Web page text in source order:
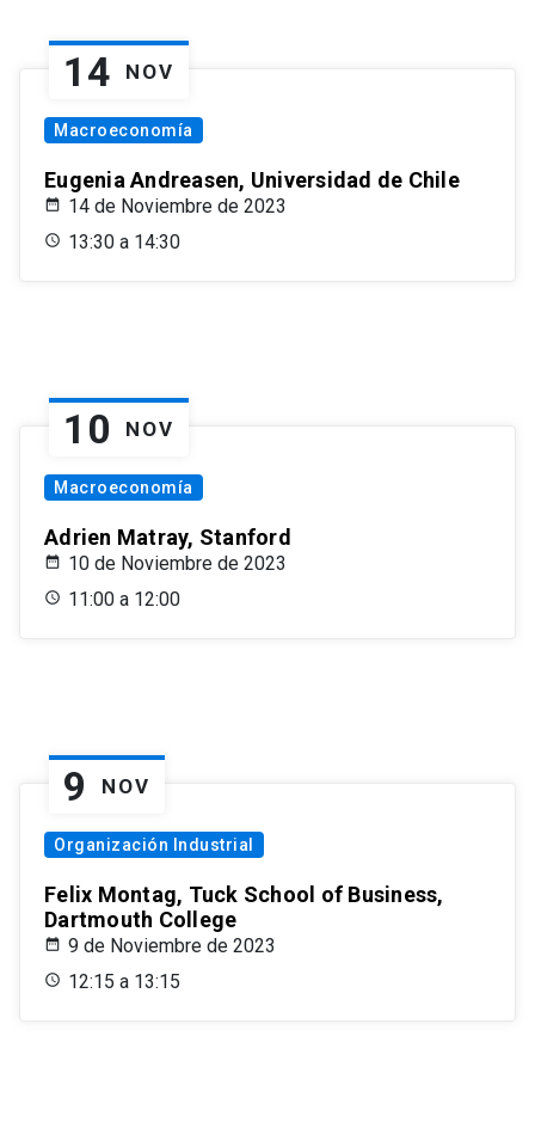
14 NOV
Macroeconomía
Eugenia Andreasen, Universidad de Chile
14 de Noviembre de 2023
13:30 a 14:30
10 NOV
Macroeconomía
Adrien Matray, Stanford
10 de Noviembre de 2023
11:00 a 12:00
9 NOV
Organización Industrial
Felix Montag, Tuck School of Business,
Dartmouth College
9 de Noviembre de 2023
12:15 a 13:15